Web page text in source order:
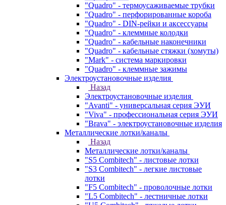
"Quadro" - термоусаживаемые трубки
"Quadro" - перфорированные короба
"Quadro" - DIN-рейки и аксессуары
"Quadro" - клеммные колодки
"Quadro" - кабельные наконечники
"Quadro" - кабельные стяжки (хомуты)
"Mark" - система маркировки
"Quadro" - клеммные зажимы
Электроустановочные изделия
Назад
Электроустановочные изделия
"Avanti" - универсальная серия ЭУИ
"Viva" - профессиональная серия ЭУИ
"Brava" - электроустановочные изделия
Металлические лотки/каналы
Назад
Металлические лотки/каналы
"S5 Combitech" - листовые лотки
"S3 Combitech" - легкие листовые
лотки
"F5 Combitech" - проволочные лотки
"L5 Combitech" - лестничные лотки